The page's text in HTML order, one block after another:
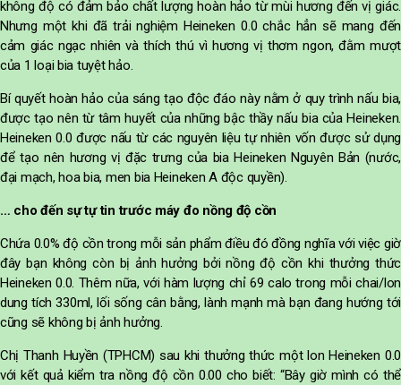
không độ có đảm bảo chất lượng hoàn hảo từ mùi hương đến vị giác.
Nhưng một khi đã trải nghiệm Heineken 0.0 chắc hẳn sẽ mang đến
cảm giác ngạc nhiên và thích thú vì hương vị thơm ngon, đằm mượt
của 1 loại bia tuyệt hảo.
Bí quyết hoàn hảo của sáng tạo độc đáo này nằm ở quy trình nấu bia,
được tạo nên từ tâm huyết của những bậc thầy nấu bia của Heineken.
Heineken 0.0 được nấu từ các nguyên liệu tự nhiên vốn được sử dụng
để tạo nên hương vị đặc trưng của bia Heineken Nguyên Bản (nước,
đại mạch, hoa bia, men bia Heineken A độc quyền).
… cho đến sự tự tin trước máy đo nồng độ cồn
Chứa 0.0% độ cồn trong mỗi sản phẩm điều đó đồng nghĩa với việc giờ
đây bạn không còn bị ảnh hưởng bởi nồng độ cồn khi thưởng thức
Heineken 0.0. Thêm nữa, với hàm lượng chỉ 69 calo trong mỗi chai/lon
dung tích 330ml, lối sống cân bằng, lành mạnh mà bạn đang hướng tới
cũng sẽ không bị ảnh hưởng.
Chị Thanh Huyền (TPHCM) sau khi thưởng thức một lon Heineken 0.0
với kết quả kiểm tra nồng độ cồn 0.00 cho biết: “Bây giờ mình có thể